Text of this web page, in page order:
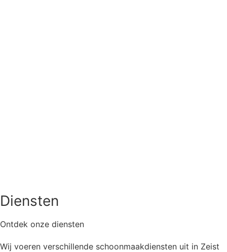
Diensten
Ontdek onze diensten
Wij voeren verschillende schoonmaakdiensten uit in Zeist